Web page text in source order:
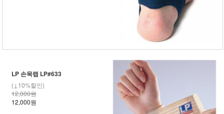
LP 손목랩 LP#633
(↓10%할인)
12,000원
12,000원